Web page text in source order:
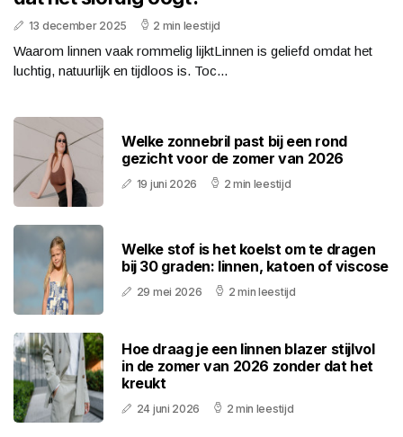
13 december 2025 2 min leestijd
Waarom linnen vaak rommelig lijktLinnen is geliefd omdat het
luchtig, natuurlijk en tijdloos is. Toc...
Welke zonnebril past bij een rond
gezicht voor de zomer van 2026
19 juni 2026 2 min leestijd
Welke stof is het koelst om te dragen
bij 30 graden: linnen, katoen of viscose
29 mei 2026 2 min leestijd
Hoe draag je een linnen blazer stijlvol
in de zomer van 2026 zonder dat het
kreukt
24 juni 2026 2 min leestijd